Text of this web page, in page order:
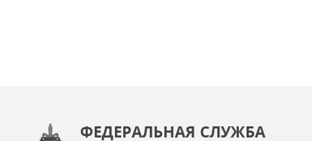
ФЕДЕРАЛЬНАЯ СЛУЖБА